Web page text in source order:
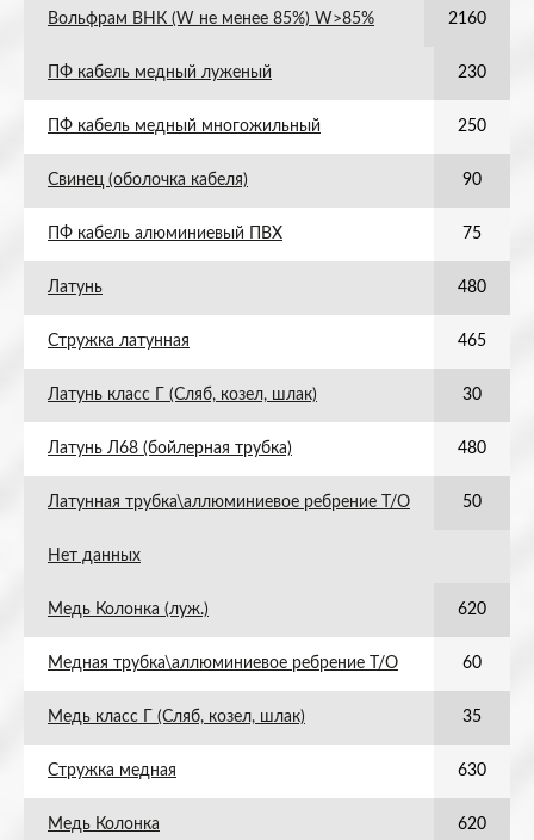
Вольфрам ВНК (W не менее 85%) W>85% 2160
ПФ кабель медный луженый 230
ПФ кабель медный многожильный 250
Свинец (оболочка кабеля) 90
ПФ кабель алюминиевый ПВХ 75
Латунь 480
Стружка латунная 465
Латунь класс Г (Сляб, козел, шлак) 30
Латунь Л68 (бойлерная трубка) 480
Латунная трубка\аллюминиевое ребрение Т/О 50
Нет данных
Медь Колонка (луж.) 620
Медная трубка\аллюминиевое ребрение Т/О 60
Медь класс Г (Сляб, козел, шлак) 35
Стружка медная 630
Медь Колонка 620